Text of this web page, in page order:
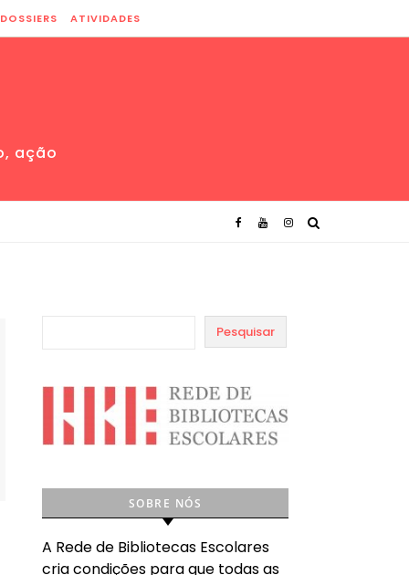
DOSSIERS ATIVIDADES
ação
Pesquisar
SOBRE NÓS
A Rede de Bibliotecas Escolares
cria condições para que todas as